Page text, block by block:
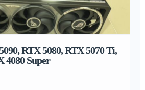
RTX 5080, RTX 5070 Ti,
4080 Super